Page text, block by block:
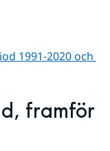
1991-2020 och
framför